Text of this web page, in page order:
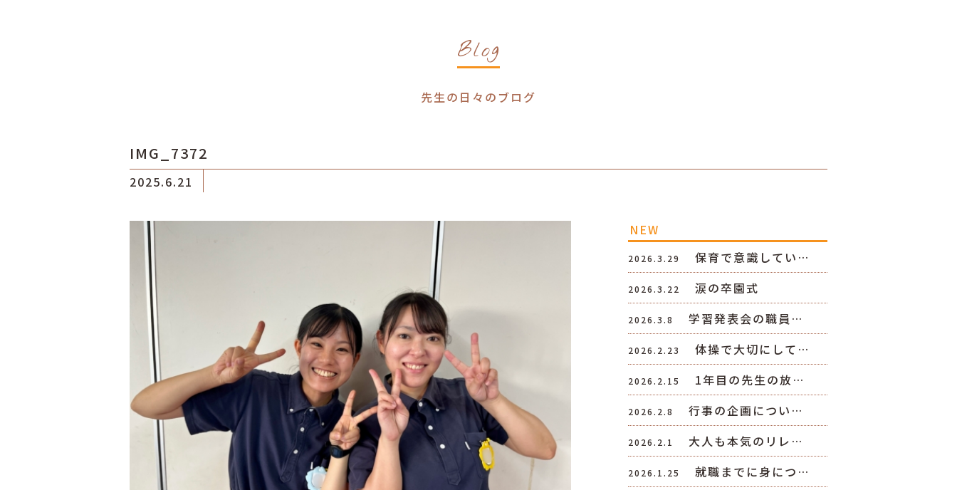
Blog
先生の日々のブログ
IMG_7372
2025.6.21
NEW
2026.3.29 保育で意識してい…
2026.3.22 涙の卒園式
2026.3.8 学習発表会の職員…
2026.2.23 体操で大切にして…
2026.2.15 1年目の先生の放…
2026.2.8 行事の企画につい…
2026.2.1 大人も本気のリレ…
2026.1.25 就職までに身につ…